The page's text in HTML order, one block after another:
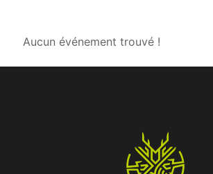
Aucun événement trouvé !